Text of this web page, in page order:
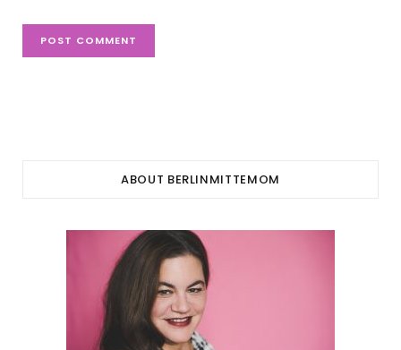
ABOUT BERLINMITTEMOM